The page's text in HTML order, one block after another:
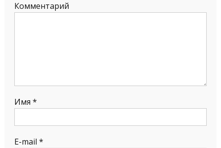
Комментарий
Имя *
E-mail *